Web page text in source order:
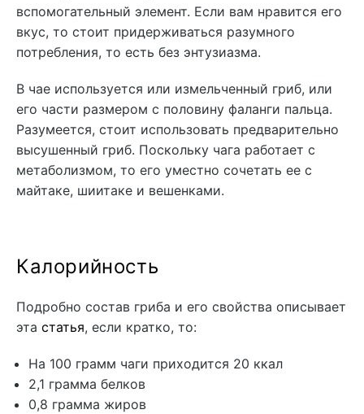
вспомогательный элемент. Если вам нравится его
вкус, то стоит придерживаться разумного
потребления, то есть без энтузиазма.
В чае используется или измельченный гриб, или
его части размером с половину фаланги пальца.
Разумеется, стоит использовать предварительно
высушенный гриб. Поскольку чага работает с
метаболизмом, то его уместно сочетать ее с
майтаке, шиитаке и вешенками.
Калорийность
Подробно состав гриба и его свойства описывает
эта статья, если кратко, то:
На 100 грамм чаги приходится 20 ккал
2,1 грамма белков
0,8 грамма жиров